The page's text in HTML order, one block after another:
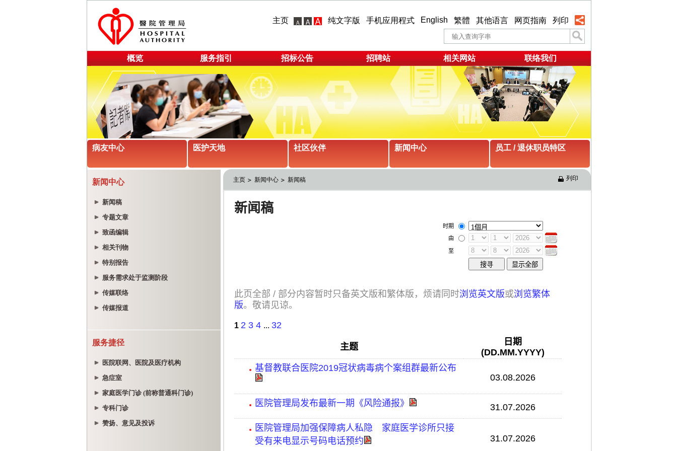
主页 纯文字版 手机应用程式 English 繁體 其他语言 网页指南 列印
概览 服务指引 招标公告 招聘站 相关网站 联络我们
病友中心 医护天地 社区伙伴 新闻中心 员工 / 退休职员特区
新闻中心
新闻稿
专题文章
致函编辑
相关刊物
特别报告
服务需求处于监测阶段
传媒联络
传媒报道
服务捷径
医院联网、医院及医疗机构
急症室
家庭医学门诊 (前称普通科门诊)
专科门诊
赞扬、意见及投诉
主页 新闻中心 新闻稿 列印